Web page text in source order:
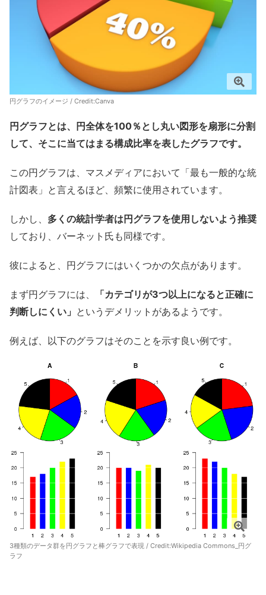
円グラフのイメージ / Credit:Canva
円グラフとは、円全体を100％とし丸い図形を扇形に分割
して、そこに当てはまる構成比率を表したグラフです。
この円グラフは、マスメディアにおいて「最も一般的な統
計図表」と言えるほど、頻繁に使用されています。
しかし、 多くの統計学者は円グラフを使用しないよう推奨
しており、バーネット氏も同様です。
彼によると、円グラフにはいくつかの欠点があります。
まず円グラフには、
「カテゴリが3つ以上になると正確に
判断しにくい」 というデメリットがあるようです。
例えば、以下のグラフはそのことを示す良い例です。
3種類のデータ群を円グラフと棒グラフで表現 / Credit:Wikipedia Commons_円グ
ラフ